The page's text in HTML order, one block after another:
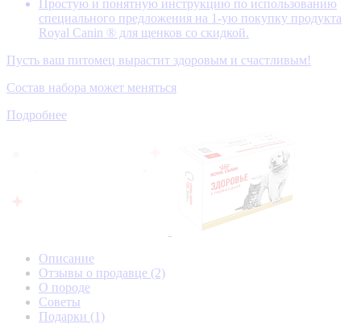
Простую и понятную инструкцию по использованию
специального предложения на 1-ую покупку продукта
Royal Canin ® для щенков со скидкой.
Пусть ваш питомец вырастит здоровым и счастливым!
Состав набора может меняться
Подробнее
Описание
Отзывы о продавце (2)
О породе
Советы
Подарки (1)